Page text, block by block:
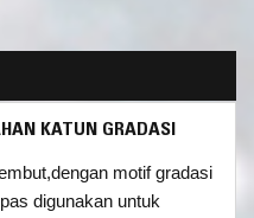
KATUN GRADASI
motif gradasi
digunakan untuk